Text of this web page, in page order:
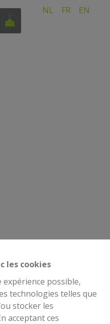
les cookies
possible,
technologies telles que
stocker les
acceptant ces
NL FR EN